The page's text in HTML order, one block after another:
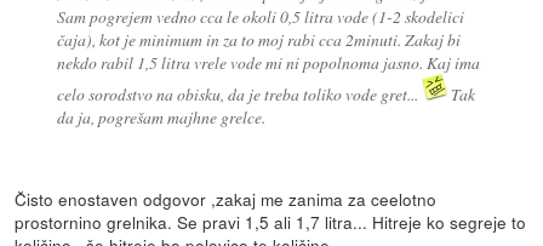
Sam pogrejem vedno cca le okoli 0,5 litra vode (1-2 skodelici
čaja), kot je minimum in za to moj rabi cca 2minuti. Zakaj bi
nekdo rabil 1,5 litra vrele vode mi ni popolnoma jasno. Kaj ima
celo sorodstvo na obisku, da je treba toliko vode gret...
Tak
da ja, pogrešam majhne grelce.
Čisto enostaven odgovor ,zakaj me zanima za ceelotno
prostornino grelnika. Se pravi 1,5 ali 1,7 litra... Hitreje ko segreje to